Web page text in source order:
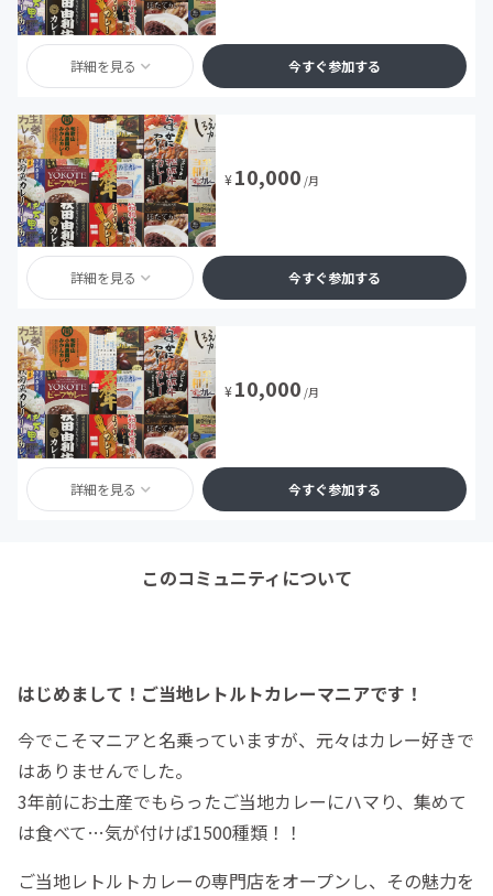
詳細を見る 今すぐ参加する
¥10,000 /月
詳細を見る 今すぐ参加する
¥10,000 /月
詳細を見る 今すぐ参加する
このコミュニティについて
はじめまして！ご当地レトルトカレーマニアです！
今でこそマニアと名乗っていますが、元々はカレー好きで
はありませんでした。
3年前にお土産でもらったご当地カレーにハマり、集めて
は食べて…気が付けば1500種類！！
ご当地レトルトカレーの専門店をオープンし、その魅力を